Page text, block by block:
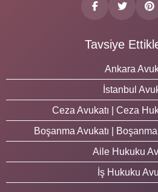
Tavsiye
Ankara
İstanbul
Ceza Avukatı | Ceza
Boşanma Avukatı |
Aile Hukuku
İş Hukuku